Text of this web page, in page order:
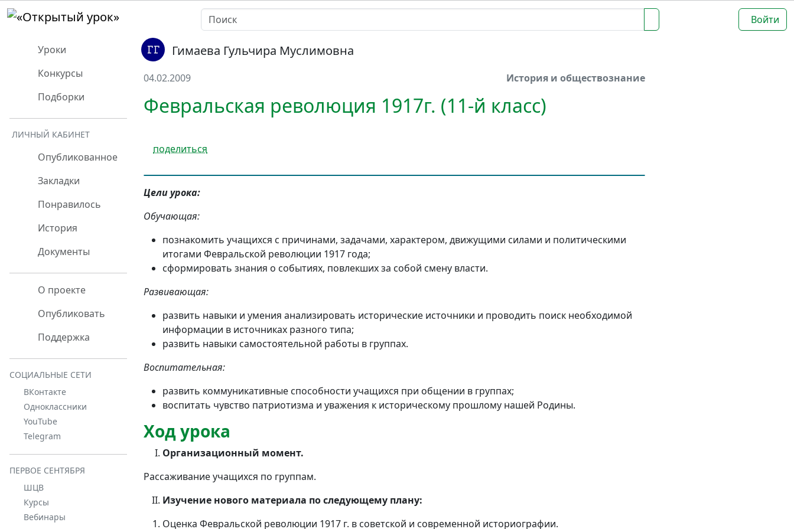
Войти
Уроки
Конкурсы
Подборки
ЛИЧНЫЙ КАБИНЕТ
Опубликованное
Закладки
Понравилось
История
Документы
О проекте
Опубликовать
Поддержка
СОЦИАЛЬНЫЕ СЕТИ
ВКонтакте
Одноклассники
YouTube
Telegram
ПЕРВОЕ СЕНТЯБРЯ
ШЦВ
Курсы
Вебинары
Гимаева Гульчира Муслимовна
04.02.2009 История и обществознание
Февральская революция 1917г. (11-й класс)
поделиться
Цели урока:
Обучающая:
познакомить учащихся с причинами, задачами, характером, движущими силами и политическими
итогами Февральской революции 1917 года;
сформировать знания о событиях, повлекших за собой смену власти.
Развивающая:
развить навыки и умения анализировать исторические источники и проводить поиск необходимой
информации в источниках разного типа;
развить навыки самостоятельной работы в группах.
Воспитательная:
развить коммуникативные способности учащихся при общении в группах;
воспитать чувство патриотизма и уважения к историческому прошлому нашей Родины.
Ход урока
Организационный момент.
Рассаживание учащихся по группам.
Изучение нового материала по следующему плану:
Оценка Февральской революции 1917 г. в советской и современной историографии.